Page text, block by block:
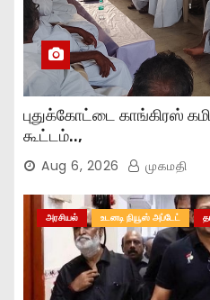
புதுக்கோட்டை காங்கிரஸ்
கூட்டம்..,
Aug 6, 2026 முகமதி
அரசியல் உடனடி நியூஸ் அப்டேட்